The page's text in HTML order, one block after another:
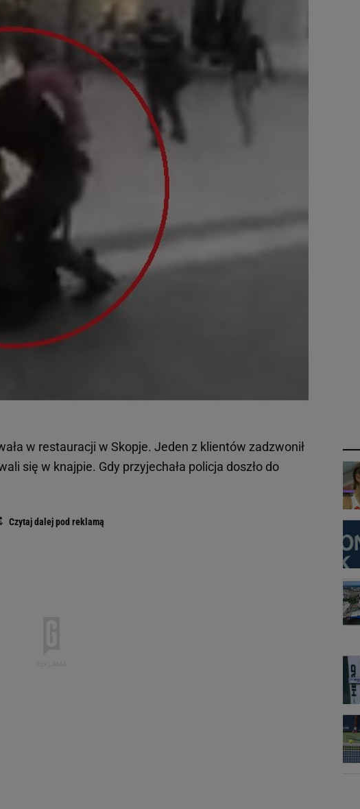
w restauracji w Skopje. Jeden z klientów zadzwonił
się w knajpie. Gdy przyjechała policja doszło do